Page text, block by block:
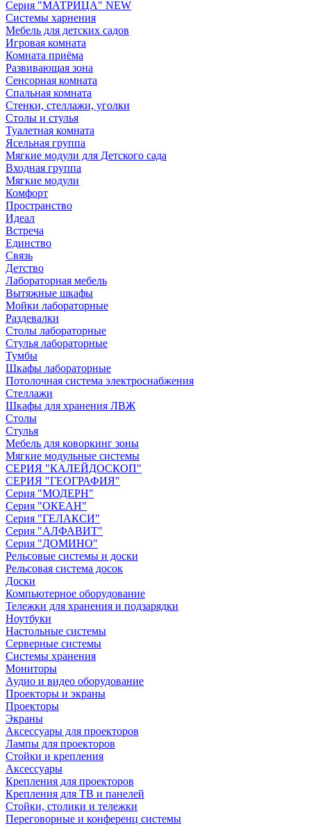
Серия "МАТРИЦА" NEW
Системы харнения
Мебель для детских садов
Игровая комната
Комната приёма
Развивающая зона
Сенсорная комната
Спальная комната
Стенки, стеллажи, уголки
Столы и стулья
Туалетная комната
Ясельная группа
Мягкие модули для Детского сада
Входная группа
Мягкие модули
Комфорт
Пространство
Идеал
Встреча
Единство
Связь
Детство
Лабораторная мебель
Вытяжные шкафы
Мойки лабораторные
Раздевалки
Столы лабораторные
Стулья лабораторные
Тумбы
Шкафы лабораторные
Потолочная система электроснабжения
Стеллажи
Шкафы для хранения ЛВЖ
Столы
Стулья
Мебель для коворкинг зоны
Мягкие модульные системы
СЕРИЯ "КАЛЕЙДОСКОП"
СЕРИЯ "ГЕОГРАФИЯ"
Серия "МОДЕРН"
Серия "ОКЕАН"
Серия "ГЕЛАКСИ"
Серия "АЛФАВИТ"
Серия "ДОМИНО"
Рельсовые системы и доски
Рельсовая система досок
Доски
Компьютерное оборудование
Тележки для хранения и подзарядки
Ноутбуки
Настольные системы
Серверные системы
Системы хранения
Мониторы
Аудио и видео оборудование
Проекторы и экраны
Проекторы
Экраны
Аксессуары для проекторов
Лампы для проекторов
Стойки и крепления
Аксессуары
Крепления для проекторов
Крепления для ТВ и панелей
Стойки, столики и тележки
Переговорные и конференц системы